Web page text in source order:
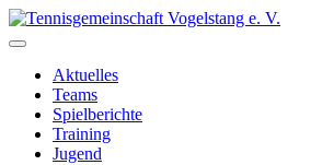
Aktuelles
Teams
Spielberichte
Training
Jugend